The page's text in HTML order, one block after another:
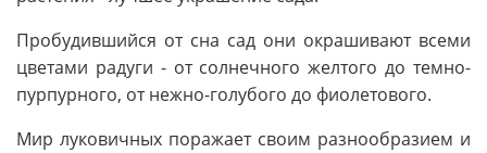
Пробудившийся от сна сад они окрашивают всеми
цветами радуги - от солнечного желтого до темно-
пурпурного, от нежно-голубого до фиолетового.
Мир луковичных поражает своим разнообразием и